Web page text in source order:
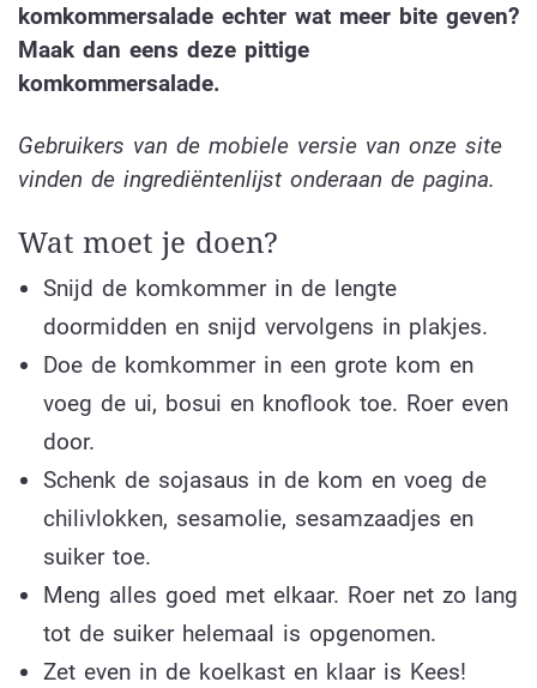
komkommersalade echter wat meer bite geven?
Maak dan eens deze pittige
komkommersalade.
Gebruikers van de mobiele versie van onze site
vinden de ingrediëntenlijst onderaan de pagina.
Wat moet je doen?
Snijd de komkommer in de lengte
doormidden en snijd vervolgens in plakjes.
Doe de komkommer in een grote kom en
voeg de ui, bosui en knoflook toe. Roer even
door.
Schenk de sojasaus in de kom en voeg de
chilivlokken, sesamolie, sesamzaadjes en
suiker toe.
Meng alles goed met elkaar. Roer net zo lang
tot de suiker helemaal is opgenomen.
Zet even in de koelkast en klaar is Kees!